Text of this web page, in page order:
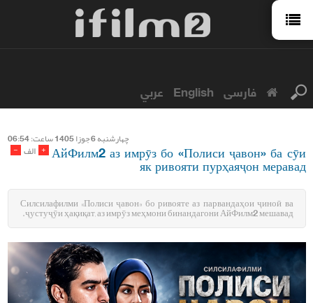
فارسی English عربي
چهارشنبه 6 جوزا 1405 ساعت: 06:54
- الف + АйФилм2 аз имрӯз бо «Полиси ҷавон» ба сӯи
як ривояти пурҳаяҷон меравад
Силсилафилми «Полиси ҷавон» бо ривояте аз парвандаҳои ҷиноӣ ва
ҷустуҷӯи ҳақиқат, аз имрӯз меҳмони бинандагони АйФилм2 мешавад.